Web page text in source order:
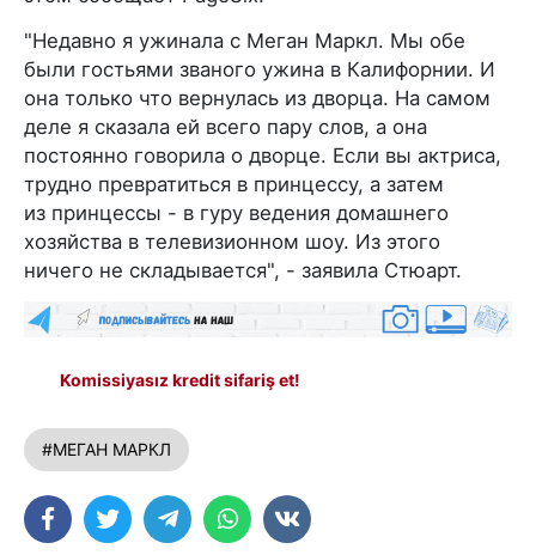
"Недавно я ужинала с Меган Маркл. Мы обе
были гостьями званого ужина в Калифорнии. И
она только что вернулась из дворца. На самом
деле я сказала ей всего пару слов, а она
постоянно говорила о дворце. Если вы актриса,
трудно превратиться в принцессу, а затем
из принцессы - в гуру ведения домашнего
хозяйства в телевизионном шоу. Из этого
ничего не складывается", - заявила Стюарт.
Komissiyasız kredit sifariş et!
#МЕГАН МАРКЛ